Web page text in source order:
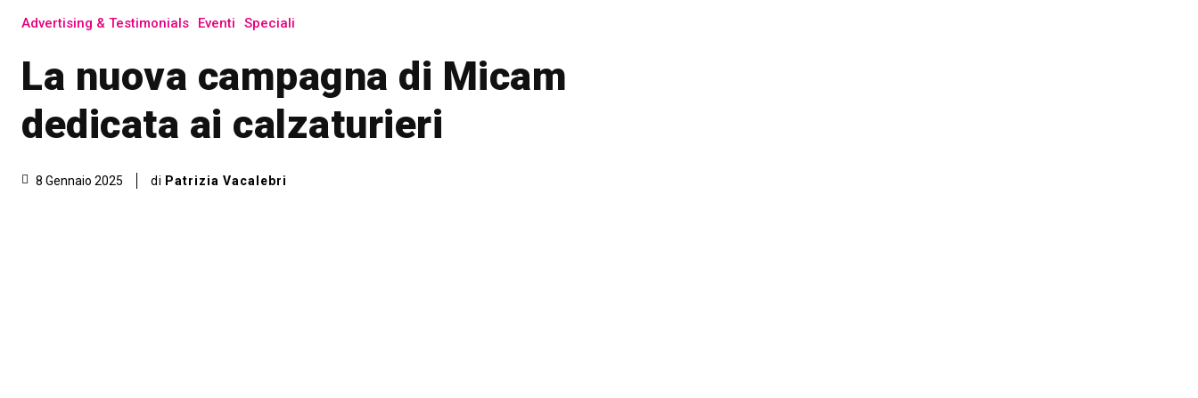
Advertising & Testimonials Eventi Speciali
La nuova campagna di Micam
dedicata ai calzaturieri
8 Gennaio 2025 di Patrizia Vacalebri